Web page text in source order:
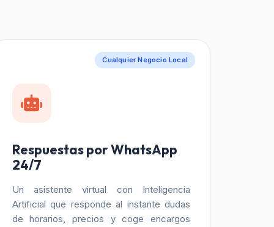
Cualquier Negocio Local
Respuestas por WhatsApp
24/7
Un asistente virtual con Inteligencia
Artificial que responde al instante dudas
de horarios, precios y coge encargos